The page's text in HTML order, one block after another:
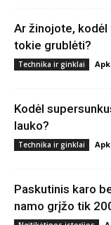
Ar žinojote, kodėl
tokie grublėti?
Technika ir ginklai
Kodėl
lauko?
Technika ir ginklai
Paskutinis karo
namo grįžo tik